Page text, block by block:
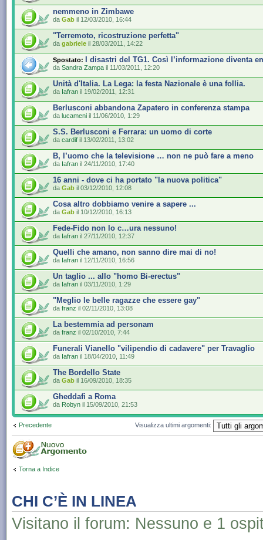
nemmeno in Zimbawe
da Gab il 12/03/2010, 16:44
"Terremoto, ricostruzione perfetta"
da gabriele il 28/03/2011, 14:22
Spostato: I disastri del TG1. Così l’informazione diventa
da Sandra Zampa il 11/03/2011, 12:20
Unità d'Italia. La Lega: la festa Nazionale è una follia.
da Iafran il 19/02/2011, 12:31
Berlusconi abbandona Zapatero in conferenza stampa
da lucameni il 11/06/2010, 1:29
S.S. Berlusconi e Ferrara: un uomo di corte
da cardif il 13/02/2011, 13:02
B, l’uomo che la televisione … non ne può fare a meno
da Iafran il 24/11/2010, 17:40
16 anni - dove ci ha portato "la nuova politica"
da Gab il 03/12/2010, 12:08
Cosa altro dobbiamo venire a sapere ...
da Gab il 10/12/2010, 16:13
Fede-Fido non lo c…ura nessuno!
da Iafran il 27/11/2010, 12:37
Quelli che amano, non sanno dire mai di no!
da Iafran il 12/11/2010, 16:56
Un taglio ... allo "homo Bi-erectus"
da Iafran il 03/11/2010, 1:29
"Meglio le belle ragazze che essere gay"
da franz il 02/11/2010, 13:08
La bestemmia ad personam
da franz il 02/10/2010, 7:44
Funerali Vianello "vilipendio di cadavere" per Travaglio
da Iafran il 18/04/2010, 11:49
The Bordello State
da Gab il 16/09/2010, 18:35
Gheddafi a Roma
da Robyn il 15/09/2010, 21:53
Precedente Visualizza ultimi argomenti:
Torna a Indice
CHI C’È IN LINEA
Visitano il forum: Nessuno e 1